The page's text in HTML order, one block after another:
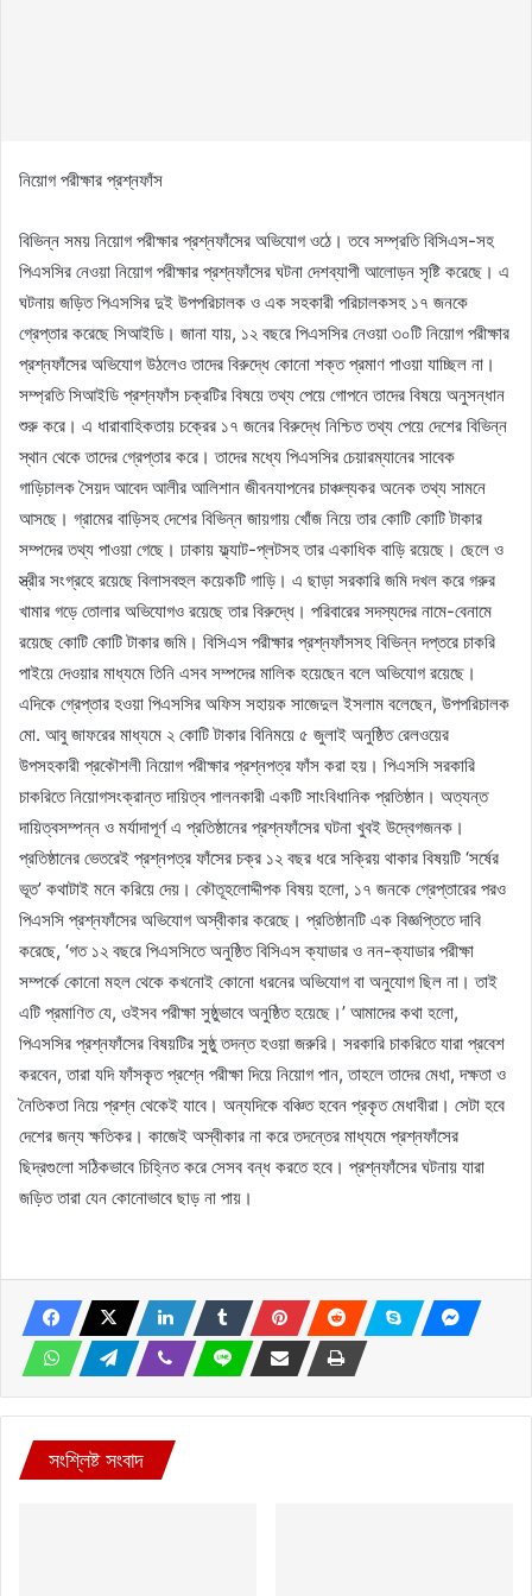
নিয়োগ পরীক্ষার প্রশ্নফাঁস
বিভিন্ন সময় নিয়োগ পরীক্ষার প্রশ্নফাঁসের অভিযোগ ওঠে। তবে সম্প্রতি বিসিএস-সহ
পিএসসির নেওয়া নিয়োগ পরীক্ষার প্রশ্নফাঁসের ঘটনা দেশব্যাপী আলোড়ন সৃষ্টি করেছে। এ
ঘটনায় জড়িত পিএসসির দুই উপপরিচালক ও এক সহকারী পরিচালকসহ ১৭ জনকে
গ্রেপ্তার করেছে সিআইডি। জানা যায়, ১২ বছরে পিএসসির নেওয়া ৩০টি নিয়োগ পরীক্ষার
প্রশ্নফাঁসের অভিযোগ উঠলেও তাদের বিরুদ্ধে কোনো শক্ত প্রমাণ পাওয়া যাচ্ছিল না।
সম্প্রতি সিআইডি প্রশ্নফাঁস চক্রটির বিষয়ে তথ্য পেয়ে গোপনে তাদের বিষয়ে অনুসন্ধান
শুরু করে। এ ধারাবাহিকতায় চক্রের ১৭ জনের বিরুদ্ধে নিশ্চিত তথ্য পেয়ে দেশের বিভিন্ন
স্থান থেকে তাদের গ্রেপ্তার করে। তাদের মধ্যে পিএসসির চেয়ারম্যানের সাবেক
গাড়িচালক সৈয়দ আবেদ আলীর আলিশান জীবনযাপনের চাঞ্চল্যকর অনেক তথ্য সামনে
আসছে। গ্রামের বাড়িসহ দেশের বিভিন্ন জায়গায় খোঁজ নিয়ে তার কোটি কোটি টাকার
সম্পদের তথ্য পাওয়া গেছে। ঢাকায় ফ্ল্যাট-প্লটসহ তার একাধিক বাড়ি রয়েছে। ছেলে ও
স্ত্রীর সংগ্রহে রয়েছে বিলাসবহুল কয়েকটি গাড়ি। এ ছাড়া সরকারি জমি দখল করে গরুর
খামার গড়ে তোলার অভিযোগও রয়েছে তার বিরুদ্ধে। পরিবারের সদস্যদের নামে-বেনামে
রয়েছে কোটি কোটি টাকার জমি। বিসিএস পরীক্ষার প্রশ্নফাঁসসহ বিভিন্ন দপ্তরে চাকরি
পাইয়ে দেওয়ার মাধ্যমে তিনি এসব সম্পদের মালিক হয়েছেন বলে অভিযোগ রয়েছে।
এদিকে গ্রেপ্তার হওয়া পিএসসির অফিস সহায়ক সাজেদুল ইসলাম বলেছেন, উপপরিচালক
মো. আবু জাফরের মাধ্যমে ২ কোটি টাকার বিনিময়ে ৫ জুলাই অনুষ্ঠিত রেলওয়ের
উপসহকারী প্রকৌশলী নিয়োগ পরীক্ষার প্রশ্নপত্র ফাঁস করা হয়। পিএসসি সরকারি
চাকরিতে নিয়োগসংক্রান্ত দায়িত্ব পালনকারী একটি সাংবিধানিক প্রতিষ্ঠান। অত্যন্ত
দায়িত্বসম্পন্ন ও মর্যাদাপূর্ণ এ প্রতিষ্ঠানের প্রশ্নফাঁসের ঘটনা খুবই উদ্বেগজনক।
প্রতিষ্ঠানের ভেতরেই প্রশ্নপত্র ফাঁসের চক্র ১২ বছর ধরে সক্রিয় থাকার বিষয়টি ‘সর্ষের
ভূত’ কথাটাই মনে করিয়ে দেয়। কৌতূহলোদ্দীপক বিষয় হলো, ১৭ জনকে গ্রেপ্তারের পরও
পিএসসি প্রশ্নফাঁসের অভিযোগ অস্বীকার করেছে। প্রতিষ্ঠানটি এক বিজ্ঞপ্তিতে দাবি
করেছে, ‘গত ১২ বছরে পিএসসিতে অনুষ্ঠিত বিসিএস ক্যাডার ও নন-ক্যাডার পরীক্ষা
সম্পর্কে কোনো মহল থেকে কখনোই কোনো ধরনের অভিযোগ বা অনুযোগ ছিল না। তাই
এটি প্রমাণিত যে, ওইসব পরীক্ষা সুষ্ঠুভাবে অনুষ্ঠিত হয়েছে।’ আমাদের কথা হলো,
পিএসসির প্রশ্নফাঁসের বিষয়টির সুষ্ঠু তদন্ত হওয়া জরুরি। সরকারি চাকরিতে যারা প্রবেশ
করবেন, তারা যদি ফাঁসকৃত প্রশ্নে পরীক্ষা দিয়ে নিয়োগ পান, তাহলে তাদের মেধা, দক্ষতা ও
নৈতিকতা নিয়ে প্রশ্ন থেকেই যাবে। অন্যদিকে বঞ্চিত হবেন প্রকৃত মেধাবীরা। সেটা হবে
দেশের জন্য ক্ষতিকর। কাজেই অস্বীকার না করে তদন্তের মাধ্যমে প্রশ্নফাঁসের
ছিদ্রগুলো সঠিকভাবে চিহ্নিত করে সেসব বন্ধ করতে হবে। প্রশ্নফাঁসের ঘটনায় যারা
জড়িত তারা যেন কোনোভাবে ছাড় না পায়।
সংশ্লিষ্ট সংবাদ